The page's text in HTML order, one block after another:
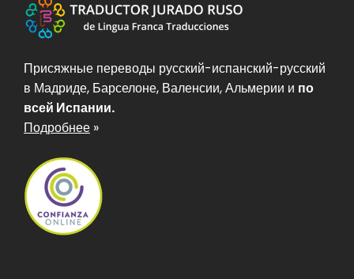
Присяжные переводы русский-испанский-русский
в Мадриде, Барселоне, Валенсии, Альмерии и по
всей Испании.
Подробнее »